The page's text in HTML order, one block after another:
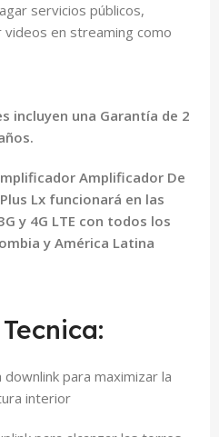
servicios públicos,
en streaming como
incluyen una Garantía de 2
Amplificador De
Lx funcionará en las
y 4G LTE con todos los
y América Latina
para maximizar la
interior